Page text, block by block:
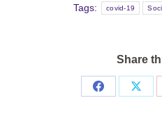
Tags: covid-19
Share
Share